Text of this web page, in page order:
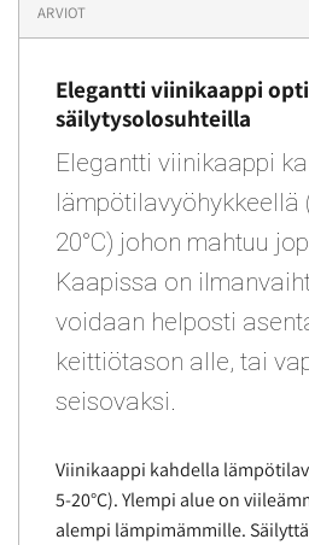
ARVIOT
Elegantti viinikaappi
säilytysolosuhteilla
Elegantti viinikaappi
lämpötilavyöhykkeellä
20°C) johon mahtuu
Kaapissa on
voidaan helposti
keittiötason alle, tai
seisovaksi.
Viinikaappi kahdella
5-20°C). Ylempi alue on
alempi lämpimämmille.